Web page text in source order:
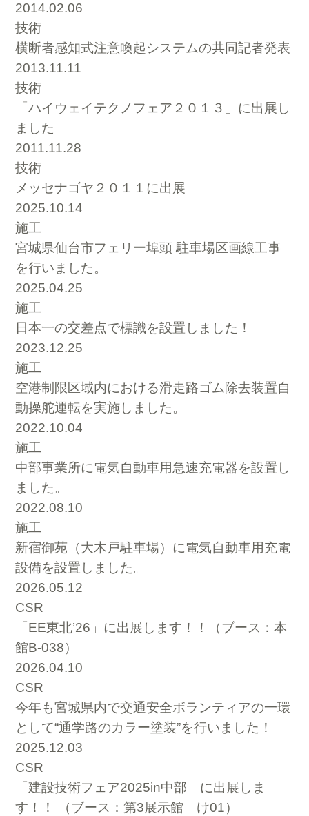
2014.02.06
技術
横断者感知式注意喚起システムの共同記者発表
2013.11.11
技術
「ハイウェイテクノフェア２０１３」に出展し
ました
2011.11.28
技術
メッセナゴヤ２０１１に出展
2025.10.14
施工
宮城県仙台市フェリー埠頭 駐車場区画線工事
を行いました。
2025.04.25
施工
日本一の交差点で標識を設置しました！
2023.12.25
施工
空港制限区域内における滑走路ゴム除去装置自
動操舵運転を実施しました。
2022.10.04
施工
中部事業所に電気自動車用急速充電器を設置し
ました。
2022.08.10
施工
新宿御苑（大木戸駐車場）に電気自動車用充電
設備を設置しました。
2026.05.12
CSR
「EE東北’26」に出展します！！（ブース：本
館B-038）
2026.04.10
CSR
今年も宮城県内で交通安全ボランティアの一環
として“通学路のカラー塗装”を行いました！
2025.12.03
CSR
「建設技術フェア2025in中部」に出展しま
す！！ （ブース：第3展示館 け01）